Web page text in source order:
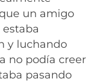
un amigo
y luchando
no podía creer
pasando